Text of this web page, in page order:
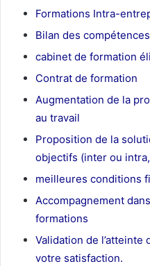
Formations Intra-
Bilan des compétences
cabinet de formation
Contrat de formation
Augmentation de la
au travail
Proposition de la
objectifs (inter ou
meilleures conditions
Accompagnement
formations
Validation de
votre satisfaction.